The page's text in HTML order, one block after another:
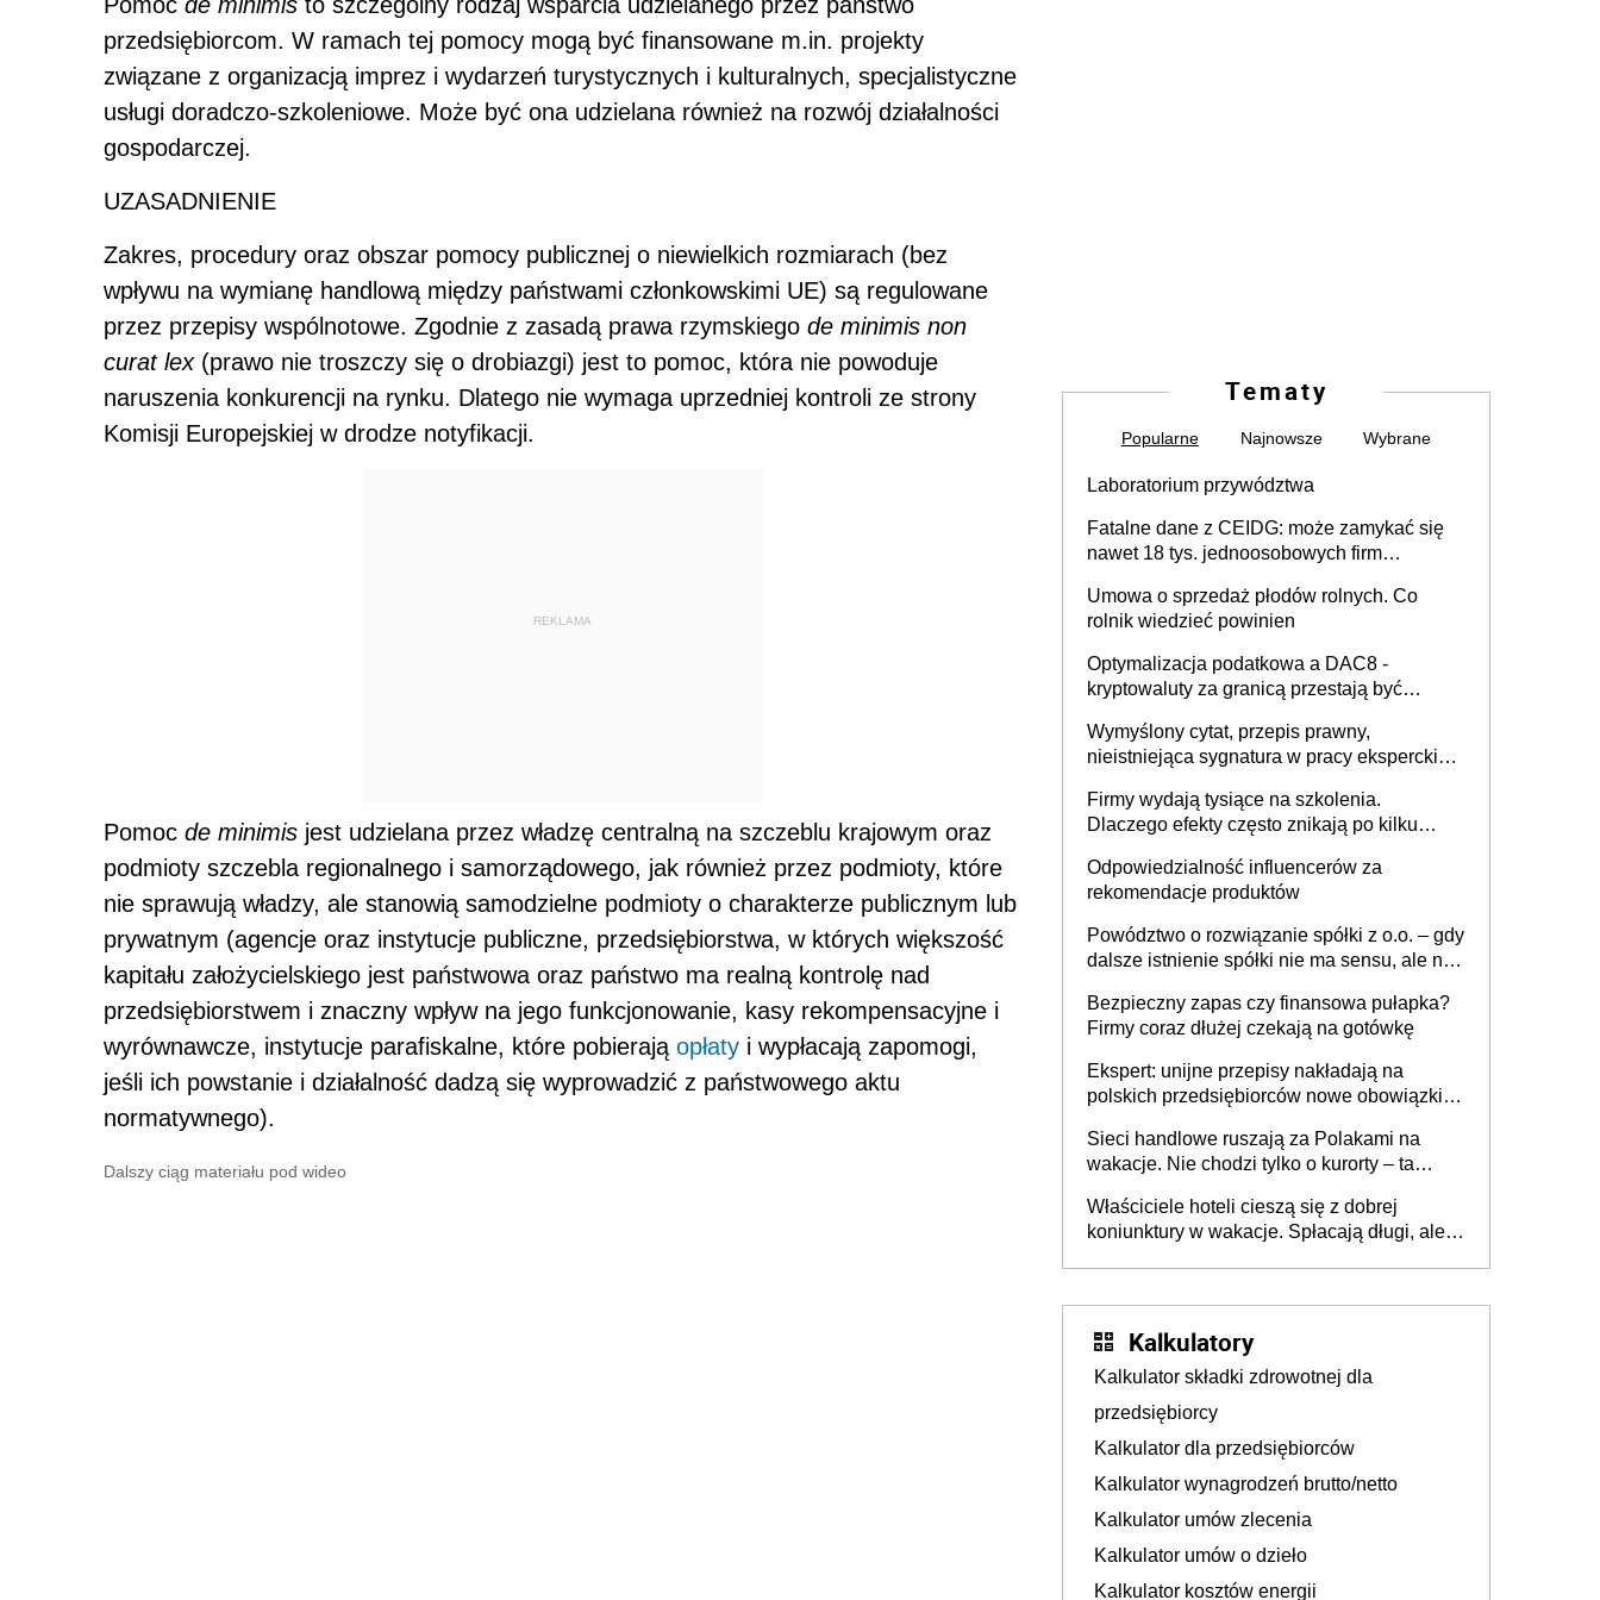
Pomoc de minimis to szczególny rodzaj wsparcia udzielanego przez państwo
przedsiębiorcom. W ramach tej pomocy mogą być finansowane m.in. projekty
związane z organizacją imprez i wydarzeń turystycznych i kulturalnych, specjalistyczne
usługi doradczo-szkoleniowe. Może być ona udzielana również na rozwój działalności
gospodarczej.
UZASADNIENIE
Zakres, procedury oraz obszar pomocy publicznej o niewielkich rozmiarach (bez
wpływu na wymianę handlową między państwami członkowskimi UE) są regulowane
przez przepisy wspólnotowe. Zgodnie z zasadą prawa rzymskiego de minimis non
curat lex(prawo nie troszczy się o drobiazgi) jest to pomoc, która nie powoduje
naruszenia konkurencji na rynku. Dlatego nie wymaga uprzedniej kontroli ze strony
Komisji Europejskiej w drodze notyfikacji.
REKLAMA
Pomoc de minimis jest udzielana przez władzę centralną na szczeblu krajowym oraz
podmioty szczebla regionalnego i samorządowego, jak również przez podmioty, które
nie sprawują władzy, ale stanowią samodzielne podmioty o charakterze publicznym lub
prywatnym (agencje oraz instytucje publiczne, przedsiębiorstwa, w których większość
kapitału założycielskiego jest państwowa oraz państwo ma realną kontrolę nad
przedsiębiorstwem i znaczny wpływ na jego funkcjonowanie, kasy rekompensacyjne i
wyrównawcze, instytucje parafiskalne, które pobierają opłaty i wypłacają zapomogi,
jeśli ich powstanie i działalność dadzą się wyprowadzić z państwowego aktu
normatywnego).
Dalszy ciąg materiału pod wideo
Tematy
Popularne Najnowsze Wybrane
Laboratorium przywództwa
Fatalne dane z CEIDG: może zamykać się
nawet 18 tys. jednoosobowych firm
Umowa o sprzedaż płodów rolnych. Co
rolnik wiedzieć powinien
Optymalizacja podatkowa a DAC8 -
kryptowaluty za granicą przestają być
Wymyślony cytat, przepis prawny,
nieistniejąca sygnatura w pracy eksperckiej -
firmie
Firmy wydają tysiące na szkolenia.
Dlaczego efekty często znikają po kilku
Odpowiedzialność influencerów za
rekomendacje produktów
Powództwo o rozwiązanie spółki z o.o. – gdy
dalsze istnienie spółki nie ma sensu, ale nie
Bezpieczny zapas czy finansowa pułapka?
Firmy coraz dłużej czekają na gotówkę
Ekspert: unijne przepisy nakładają na
polskich przedsiębiorców nowe obowiązki w
Sieci handlowe ruszają za Polakami na
wakacje. Nie chodzi tylko o kurorty – ta
tam, gdzie wielu spędzi urlop po cichu
Właściciele hoteli cieszą się z dobrej
koniunktury w wakacje. Spłacają długi, ale
Kalkulatory
Kalkulator składki zdrowotnej dla
przedsiębiorcy
Kalkulator dla przedsiębiorców
Kalkulator wynagrodzeń brutto/netto
Kalkulator umów zlecenia
Kalkulator umów o dzieło
Kalkulator kosztów energii